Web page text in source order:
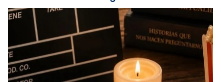
Foto
View on Facebook Share
Arquebisbat de Barcelonais at Catedral
de Barcelona.
1 week ago